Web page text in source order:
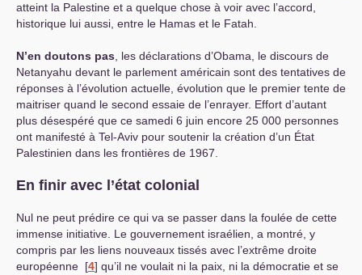
atteint la Palestine et a quelque chose à voir avec l’accord,
historique lui aussi, entre le Hamas et le Fatah.
N’en doutons pas , les déclarations d’Obama, le discours de
Netanyahu devant le parlement américain sont des tentatives de
réponses à l’évolution actuelle, évolution que le premier tente de
maitriser quand le second essaie de l’enrayer. Effort d’autant
plus désespéré que ce samedi 6 juin encore 25 000 personnes
ont manifesté à Tel-Aviv pour soutenir la création d’un État
Palestinien dans les frontières de 1967.
En finir avec l’état colonial
Nul ne peut prédire ce qui va se passer dans la foulée de cette
immense initiative. Le gouvernement israélien, a montré, y
compris par les liens nouveaux tissés avec l’extrême droite
européenne [4] qu’il ne voulait ni la paix, ni la démocratie et se